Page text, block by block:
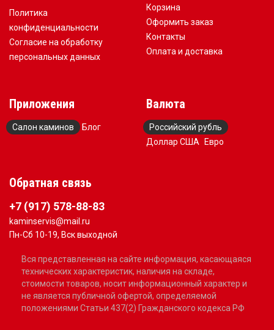
Политика
конфиденциальности
Согласие на обработку
персональных данных
Корзина
Оформить заказ
Контакты
Оплата и доставка
Приложения
Салон каминов Блог
Валюта
Российский рубль
Доллар США
Евро
Обратная связь
+7 (917) 578-88-83
kaminservis@mail.ru
Пн-Сб 10-19, Вск выходной
Вся представленная на сайте информация, касающаяся
технических характеристик, наличия на складе,
стоимости товаров, носит информационный характер и
не является публичной офертой, определяемой
положениями Статьи 437(2) Гражданского кодекса РФ